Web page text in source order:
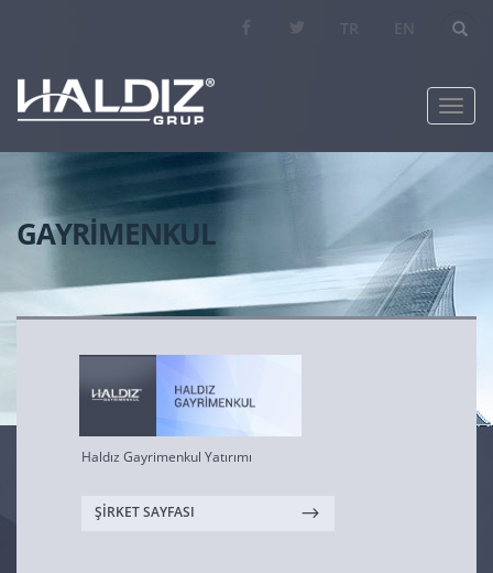
TR EN
GAYRİMENKUL
Haldız Gayrimenkul Yatırımı
ŞİRKET SAYFASI